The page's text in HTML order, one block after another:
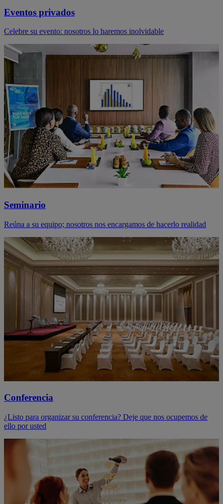
Eventos privados
Celebre su evento: nosotros lo haremos inolvidable
Seminario
Reúna a su equipo; nosotros nos encargamos de hacerlo realidad
Conferencia
¿Listo para organizar su conferencia? Deje que nos ocupemos de
ello por usted